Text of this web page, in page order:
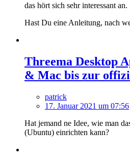
das hört sich sehr interessant an.
Hast Du eine Anleitung, nach
Threema Desktop
& Mac bis zur
patrick
17. Januar 2021 um 07:56
Hat jemand ne Idee, wie man
(Ubuntu) einrichten kann?